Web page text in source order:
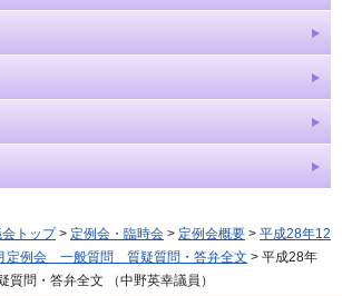
トップ> 定例会・臨時会 > 定例会概要 > 平成28年12
定例会 一般質問 質疑質問・答弁全文 > 平成28年
質問・答弁全文 （中野英幸議員）